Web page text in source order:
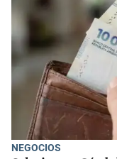
NEGOCIOS